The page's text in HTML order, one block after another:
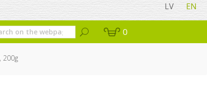
LV EN
0
200g